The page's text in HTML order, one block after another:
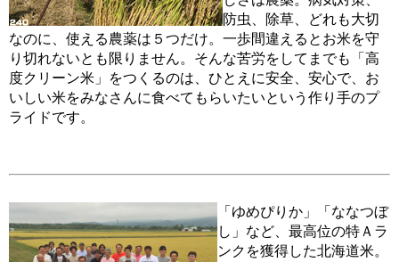
防虫、除草、どれも大切
なのに、使える農薬は５つだけ。一歩間違えるとお米を守
り切れないとも限りません。そんな苦労をしてまでも「高
度クリーン米」をつくるのは、ひとえに安全、安心で、お
いしい米をみなさんに食べてもらいたいという作り手のプ
ライドです。
「ゆめぴりか」「ななつぼ
し」など、最高位の特Ａラ
ンクを獲得した北海道米。